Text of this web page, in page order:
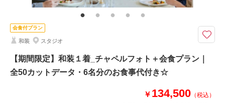
食会場利用料金、6名様分お食事、チャペル装花、スマホ撮影OK、撮影アイ
テム持ち込みOK、撮影中の専任アテンド
【2026年9月までの撮影限定】基本料金50%OFF・平日試着で衣装ランクア
ップ30%OFF
フォトウェディングの後に提携会場でお食事を♪
ケーキや記念品贈呈などのセレモニーも可能！
＋会食6名85,000円（提携会場により料金が異なります）
会食付プラン
和装 スタジオ
【期間限定】和装１着_チャペルフォト＋会食プラン｜
全50カットデータ・6名分のお食事代付き☆
￥ 134,500 （税込）